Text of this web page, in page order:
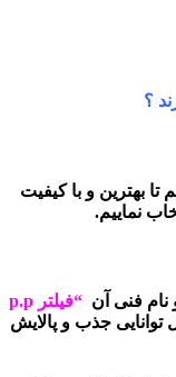
؟
بهترین و با کیفیت
نماییم.
نام فنی آن
“فیلتر p.p
توانایی جذب و پالایش